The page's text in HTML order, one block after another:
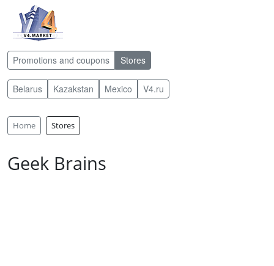
Promotions and coupons Stores
Belarus Kazakstan Mexico V4.ru
Home Stores
Geek Brains